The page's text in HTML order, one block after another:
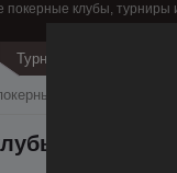
покерные клубы, турниры
Турниры
клубы
в